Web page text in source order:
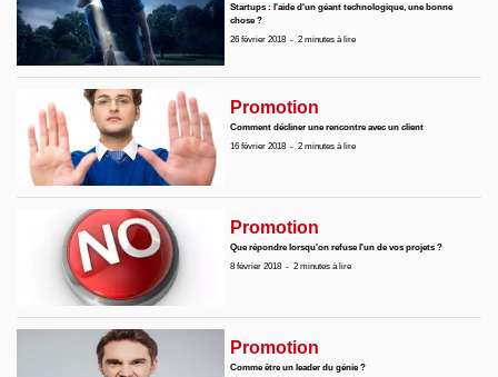
Startups : l'aide d'un géant technologique, une bonne
chose ?
26 février 2018 -2 minutes à lire
Promotion
Comment décliner une rencontre avec un client
16 février 2018 -2 minutes à lire
Promotion
Que répondre lorsqu'on refuse l'un de vos projets ?
8 février 2018 -2 minutes à lire
Promotion
Comme être un leader du génie ?